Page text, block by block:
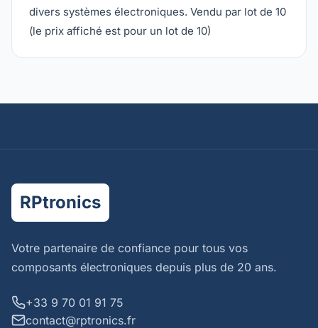
divers systèmes électroniques. Vendu par lot de 10
(le prix affiché est pour un lot de 10)
RPtronics
Votre partenaire de confiance pour tous vos
composants électroniques depuis plus de 20 ans.
+33 9 70 01 91 75
contact@rptronics.fr